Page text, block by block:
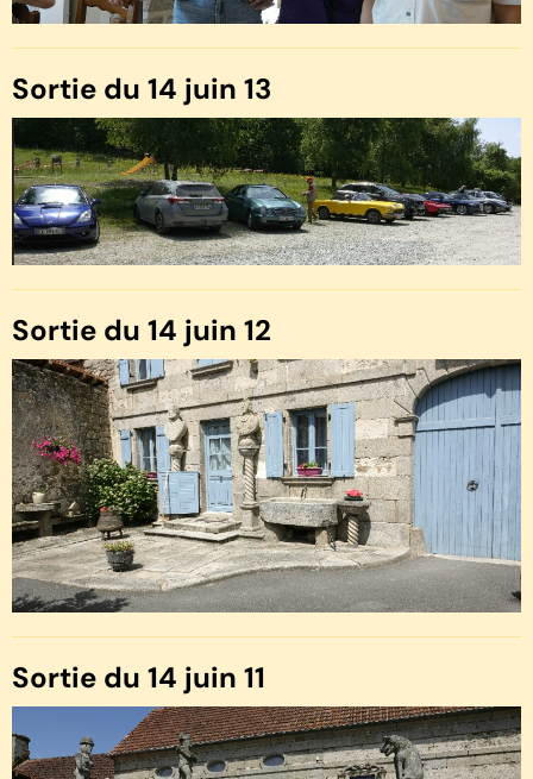
Sortie du 14 juin 13
Sortie du 14 juin 12
Sortie du 14 juin 11